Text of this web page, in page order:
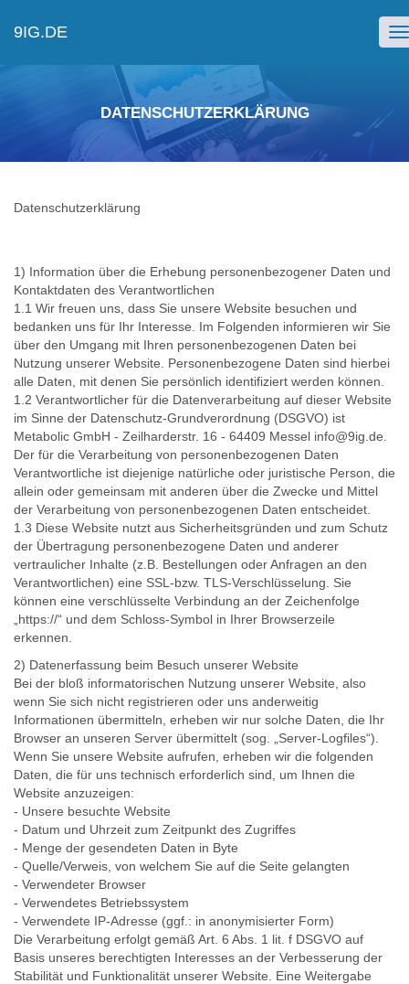
9IG.DE
DATENSCHUTZERKLÄRUNG
Datenschutzerklärung
1) Information über die Erhebung personenbezogener Daten und
Kontaktdaten des Verantwortlichen
1.1 Wir freuen uns, dass Sie unsere Website besuchen und
bedanken uns für Ihr Interesse. Im Folgenden informieren wir Sie
über den Umgang mit Ihren personenbezogenen Daten bei
Nutzung unserer Website. Personenbezogene Daten sind hierbei
alle Daten, mit denen Sie persönlich identifiziert werden können.
1.2 Verantwortlicher für die Datenverarbeitung auf dieser Website
im Sinne der Datenschutz-Grundverordnung (DSGVO) ist
Metabolic GmbH - Zeilharderstr. 16 - 64409 Messel info@9ig.de.
Der für die Verarbeitung von personenbezogenen Daten
Verantwortliche ist diejenige natürliche oder juristische Person, die
allein oder gemeinsam mit anderen über die Zwecke und Mittel
der Verarbeitung von personenbezogenen Daten entscheidet.
1.3 Diese Website nutzt aus Sicherheitsgründen und zum Schutz
der Übertragung personenbezogene Daten und anderer
vertraulicher Inhalte (z.B. Bestellungen oder Anfragen an den
Verantwortlichen) eine SSL-bzw. TLS-Verschlüsselung. Sie
können eine verschlüsselte Verbindung an der Zeichenfolge
„https://“ und dem Schloss-Symbol in Ihrer Browserzeile
erkennen.
2) Datenerfassung beim Besuch unserer Website
Bei der bloß informatorischen Nutzung unserer Website, also
wenn Sie sich nicht registrieren oder uns anderweitig
Informationen übermitteln, erheben wir nur solche Daten, die Ihr
Browser an unseren Server übermittelt (sog. „Server-Logfiles“).
Wenn Sie unsere Website aufrufen, erheben wir die folgenden
Daten, die für uns technisch erforderlich sind, um Ihnen die
Website anzuzeigen:
- Unsere besuchte Website
- Datum und Uhrzeit zum Zeitpunkt des Zugriffes
- Menge der gesendeten Daten in Byte
- Quelle/Verweis, von welchem Sie auf die Seite gelangten
- Verwendeter Browser
- Verwendetes Betriebssystem
- Verwendete IP-Adresse (ggf.: in anonymisierter Form)
Die Verarbeitung erfolgt gemäß Art. 6 Abs. 1 lit. f DSGVO auf
Basis unseres berechtigten Interesses an der Verbesserung der
Stabilität und Funktionalität unserer Website. Eine Weitergabe